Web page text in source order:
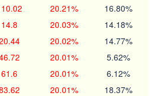
20.21% 16.80%
14.8 20.03% 14.18%
20.02% 14.77%
20.01% 5.62%
61.6 20.01% 6.12%
20.01% 18.37%